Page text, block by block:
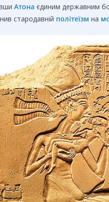
Атона єдиним державним
стародавній політеїзм на